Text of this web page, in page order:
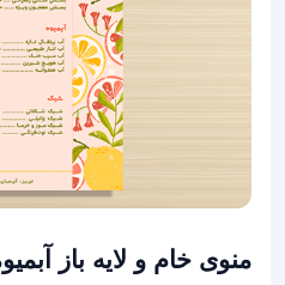
منوی خام و لایه باز